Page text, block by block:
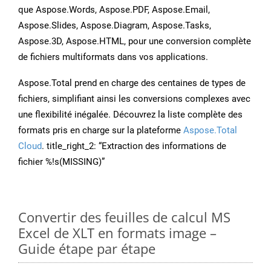
que Aspose.Words, Aspose.PDF, Aspose.Email,
Aspose.Slides, Aspose.Diagram, Aspose.Tasks,
Aspose.3D, Aspose.HTML, pour une conversion complète
de fichiers multiformats dans vos applications.
Aspose.Total prend en charge des centaines de types de
fichiers, simplifiant ainsi les conversions complexes avec
une flexibilité inégalée. Découvrez la liste complète des
formats pris en charge sur la plateforme Aspose.Total
Cloud. title_right_2: “Extraction des informations de
fichier %!s(MISSING)”
Convertir des feuilles de calcul MS
Excel de XLT en formats image –
Guide étape par étape